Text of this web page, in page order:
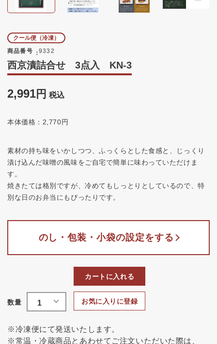
クール便（冷凍）
商品番号
9332
西京漬詰合せ 3点入 KN-3
2,991 税込
本体価格：2,770円
素材の持ち味をいかしつつ、ふっくらとした食感と、じっくり
漬け込んだ味噌の風味をご自宅で簡単に味わっていただけま
す。
焼きたては格別ですが、冷めてもしっとりとしているので、特
別な日のお弁当にもぴったりです。
のし・包装・小袋の設定をする
お気に入りに登録
カートに入れる
※冷凍便にて発送いたします。
※常温・冷蔵商品とあわせてご注文いただいた際は、